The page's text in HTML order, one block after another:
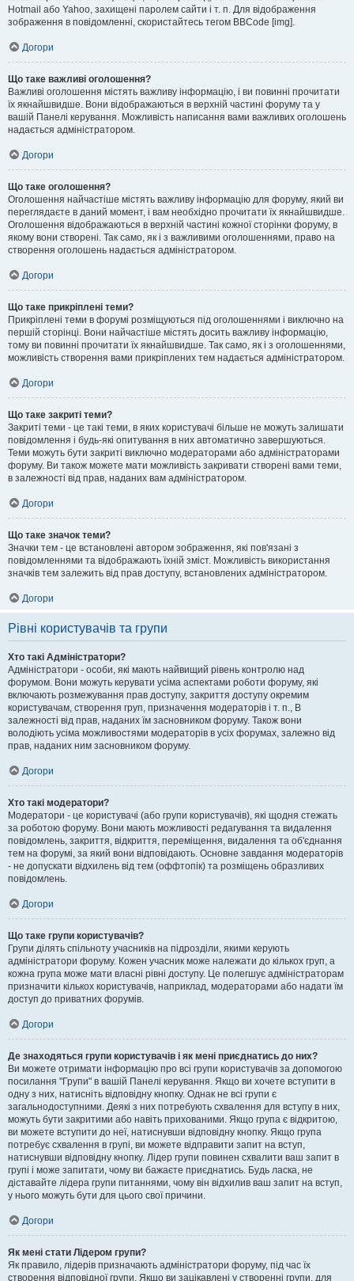
Hotmail або Yahoo, захищені паролем сайти і т. п. Для відображення
зображення в повідомленні, скористайтесь тегом BBCode [img].
Догори
Що таке важливі оголошення?
Важливі оголошення містять важливу інформацію, і ви повинні прочитати
їх якнайшвидше. Вони відображаються в верхній частині форуму та у
вашій Панелі керування. Можливість написання вами важливих оголошень
надається адміністратором.
Догори
Що таке оголошення?
Оголошення найчастіше містять важливу інформацію для форуму, який ви
переглядаєте в даний момент, і вам необхідно прочитати їх якнайшвидше.
Оголошення відображаються в верхній частині кожної сторінки форуму, в
якому вони створені. Так само, як і з важливими оголошеннями, право на
створення оголошень надається адміністратором.
Догори
Що таке прикріплені теми?
Прикріплені теми в форумі розміщуються під оголошеннями і виключно на
першій сторінці. Вони найчастіше містять досить важливу інформацію,
тому ви повинні прочитати їх якнайшвидше. Так само, як і з оголошеннями,
можливість створення вами прикріплених тем надається адміністратором.
Догори
Що таке закриті теми?
Закриті теми - це такі теми, в яких користувачі більше не можуть залишати
повідомлення і будь-які опитування в них автоматично завершуються.
Теми можуть бути закриті виключно модераторами або адміністраторами
форуму. Ви також можете мати можливість закривати створені вами теми,
в залежності від прав, наданих вам адміністратором.
Догори
Що таке значок теми?
Значки тем - це встановлені автором зображення, які пов'язані з
повідомленнями та відображають їхній зміст. Можливість використання
значків тем залежить від прав доступу, встановлених адміністратором.
Догори
Рівні користувачів та групи
Хто такі Адміністратори?
Адміністратори - особи, які мають найвищий рівень контролю над
форумом. Вони можуть керувати усіма аспектами роботи форуму, які
включають розмежування прав доступу, закриття доступу окремим
користувачам, створення груп, призначення модераторів і т. п., В
залежності від прав, наданих їм засновником форуму. Також вони
володіють усіма можливостями модераторів в усіх форумах, залежно від
прав, наданих ним засновником форуму.
Догори
Хто такі модератори?
Модератори - це користувачі (або групи користувачів), які щодня стежать
за роботою форуму. Вони мають можливості редагування та видалення
повідомлень, закриття, відкриття, переміщення, видалення та об'єднання
тем на форумі, за який вони відповідають. Основне завдання модераторів
- не допускати відхилень від тем (оффтопік) та розміщень образливих
повідомлень.
Догори
Що таке групи користувачів?
Групи ділять спільноту учасників на підрозділи, якими керують
адміністратори форуму. Кожен учасник може належати до кількох груп, а
кожна група може мати власні рівні доступу. Це полегшує адміністраторам
призначити кількох користувачів, наприклад, модераторами або надати їм
доступ до приватних форумів.
Догори
Де знаходяться групи користувачів і як мені приєднатись до них?
Ви можете отримати інформацію про всі групи користувачів за допомогою
посилання "Групи" в вашій Панелі керування. Якщо ви хочете вступити в
одну з них, натисніть відповідну кнопку. Однак не всі групи є
загальнодоступними. Деякі з них потребують схвалення для вступу в них,
можуть бути закритими або навіть прихованими. Якщо група є відкритою,
ви можете вступити до неї, натиснувши відповідну кнопку. Якщо група
потребує схвалення в групі, ви можете відправити запит на вступ,
натиснувши відповідну кнопку. Лідер групи повинен схвалити ваш запит в
групі і може запитати, чому ви бажаєте приєднатись. Будь ласка, не
діставайте лідера групи питаннями, чому він відхилив ваш запит на вступ,
у нього можуть бути для цього свої причини.
Догори
Як мені стати Лідером групи?
Як правило, лідерів призначають адміністратори форуму, під час їх
створення відповідної групи. Якщо ви зацікавлені у створенні групи, для